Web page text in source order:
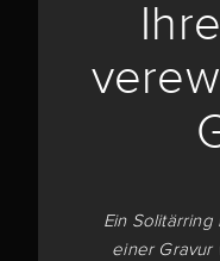
Ein Solitärring
einer Gravur